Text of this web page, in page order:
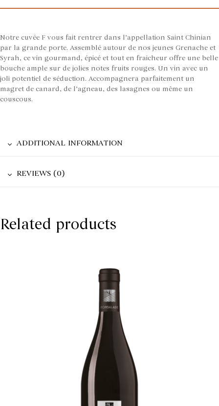
Notre cuvée F vous fait rentrer dans l’appellation Saint Chinian
par la grande porte. Assemblé autour de nos jeunes Grenache et
Syrah, ce vin gourmand, épicé et tout en fraicheur offre une belle
bouche ample sur de jolies notes fruits rouges. Un vin avec un
joli potentiel de séduction. Accompagnera parfaitement un
magret de canard, de l’agneau, des lasagnes ou même un
couscous.
ADDITIONAL INFORMATION
REVIEWS (0)
Related products